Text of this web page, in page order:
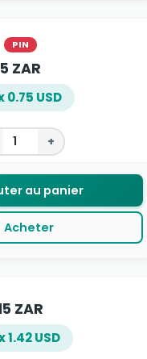
PIN
5 ZAR
0.75 USD
+
au panier
Acheter
ZAR
1.42 USD